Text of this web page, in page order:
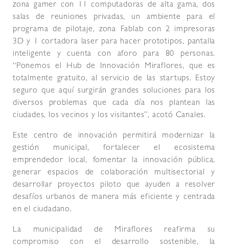
zona gamer con 11 computadoras de alta gama, dos
salas de reuniones privadas, un ambiente para el
programa de pilotaje, zona Fablab con 2 impresoras
3D y 1 cortadora laser para hacer prototipos, pantalla
inteligente y cuenta con aforo para 80 personas.
“Ponemos el Hub de Innovación Miraflores, que es
totalmente gratuito, al servicio de las startups. Estoy
seguro que aquí surgirán grandes soluciones para los
diversos problemas que cada día nos plantean las
ciudades, los vecinos y los visitantes”, acotó Canales.
Este centro de innovación permitirá modernizar la
gestión municipal, fortalecer el ecosistema
emprendedor local, fomentar la innovación pública,
generar espacios de colaboración multisectorial y
desarrollar proyectos piloto que ayuden a resolver
desafíos urbanos de manera más eficiente y centrada
en el ciudadano.
La municipalidad de Miraflores reafirma su
compromiso con el desarrollo sostenible, la